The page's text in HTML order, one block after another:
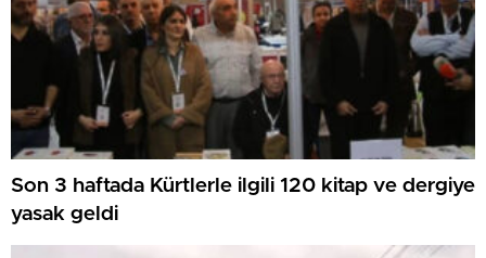
Son 3 haftada Kürtlerle ilgili 120 kitap ve dergiye
yasak geldi